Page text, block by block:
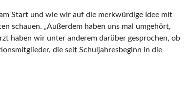
Start und wie wir auf die merkwürdige Idee mit
schauen. „Außerdem haben uns mal umgehört,
haben wir unter anderem darüber gesprochen, ob
die seit Schuljahresbeginn in die